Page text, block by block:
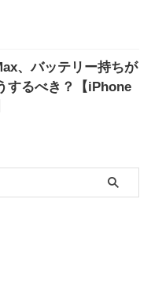
、バッテリー持ちが
するべき？【iPhone